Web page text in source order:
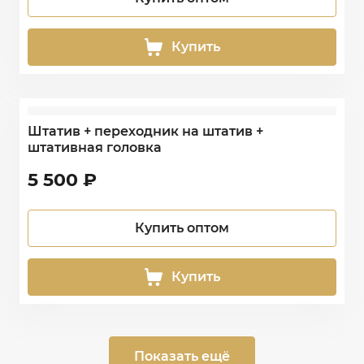
Купить
Штатив + переходник на штатив +
штативная головка
5 500 ₽
Купить оптом
Купить
Показать ещё